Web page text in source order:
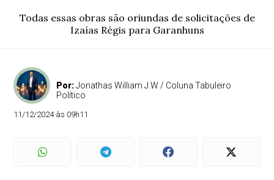
Todas essas obras são oriundas de solicitações de
Izaías Régis para Garanhuns
Por:Jonathas William J.W / Coluna Tabuleiro
Político
11/12/2024 às 09h11